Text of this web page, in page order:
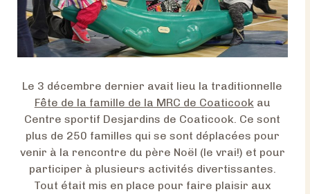
Le 3 décembre dernier avait lieu la traditionnelle
Fête de la famille de la MRC de Coaticook au
Centre sportif Desjardins de Coaticook. Ce sont
plus de 250 familles qui se sont déplacées pour
venir à la rencontre du père Noël (le vrai!) et pour
participer à plusieurs activités divertissantes.
Tout était mis en place pour faire plaisir aux